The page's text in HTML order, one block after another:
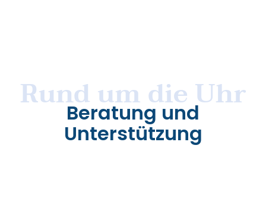
Rund um die Uhr
Beratung und
Unterstützung